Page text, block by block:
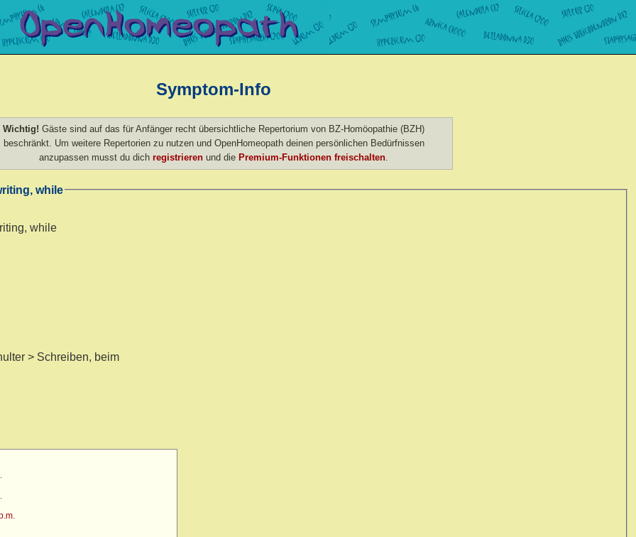
Symptom-Info
Wichtig! Gäste sind auf das für Anfänger recht übersichtliche Repertorium von BZ-Homöopathie (BZH)
beschränkt. Um weitere Repertorien zu nutzen und OpenHomeopath deinen persönlichen Bedürfnissen
anzupassen musst du dich registrieren und die Premium-Funktionen freischalten
while
while
> Schreiben, beim